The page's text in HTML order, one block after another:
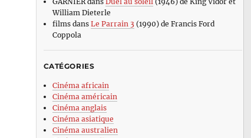
William Dieterle
filmsdans Le Parrain 3 (1990) de Francis Ford
Coppola
CATÉGORIES
Cinéma africain
Cinéma américain
Cinéma anglais
Cinéma asiatique
Cinéma australien